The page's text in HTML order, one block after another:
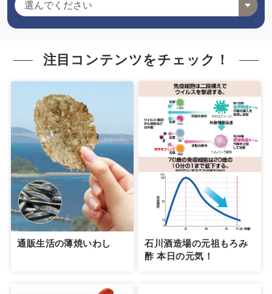
注目コンテンツをチェック！
通販生活の薄焼いわし
石川酒造場の元祖もろみ
酢 本日の元気！